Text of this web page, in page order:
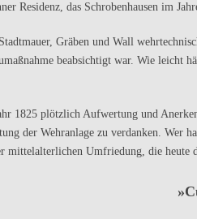
Resi­denz, das Schrobenhausen im
Gräben und Wall
beab­sichtigt war. Wie leicht
1825 plötzlich Aufwertung und
der Wehranlage zu verdanken. Wer
mittelalterli­chen Umfriedung, die heute
»